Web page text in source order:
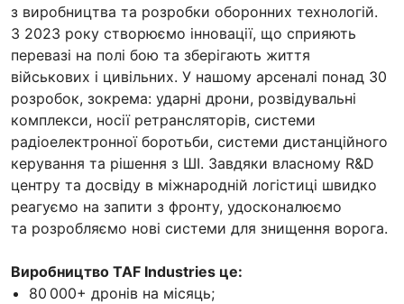
з виробництва та розробки оборонних технологій.
З 2023 року створюємо інновації, що сприяють
перевазі на полі бою та зберігають життя
військових і цивільних. У нашому арсеналі понад 30
розробок, зокрема: ударні дрони, розвідувальні
комплекси, носії ретрансляторів, системи
радіоелектронної боротьби, системи дистанційного
керування та рішення з ШІ. Завдяки власному R&D
центру та досвіду в міжнародній логістиці швидко
реагуємо на запити з фронту, удосконалюємо
та розробляємо нові системи для знищення ворога.
Виробництво TAF Industries це:
80 000+ дронів на місяць;